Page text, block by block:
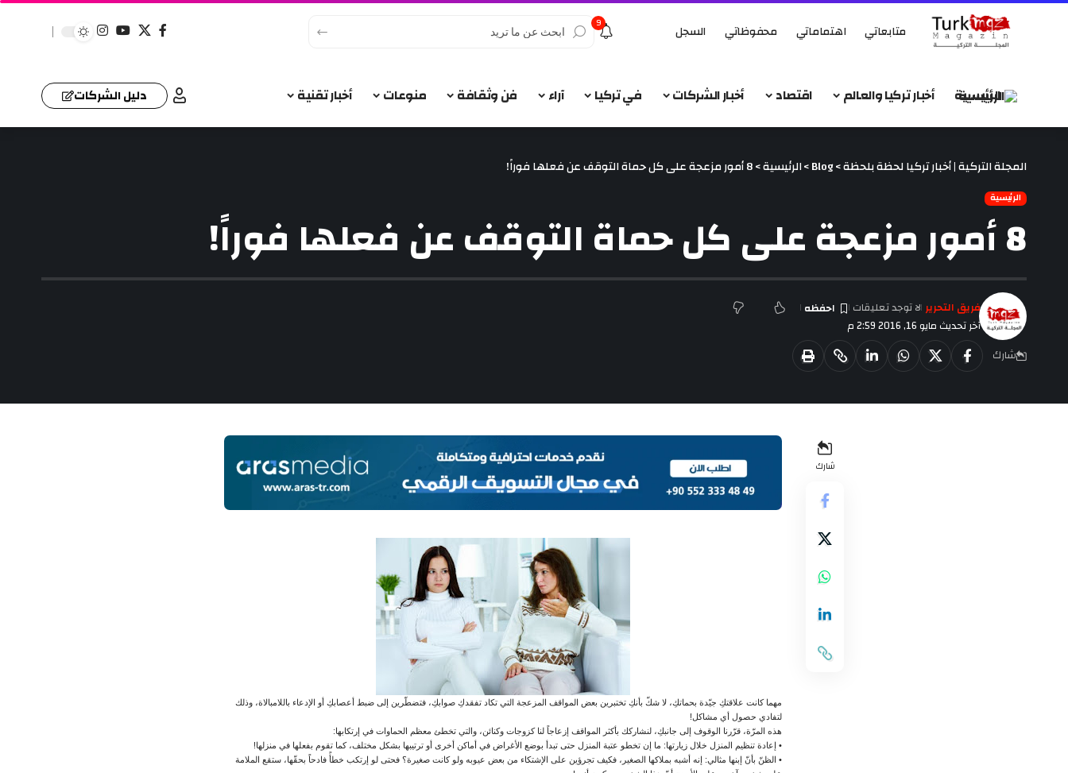
متابعاتي اهتماماتي محفوظاتي السجل 9
الرئيسية أخبار تركيا والعالم اقتصاد أخبار الشركات في تركيا آراء فن وثقافة منوعات أخبار تقنية دليل الشركات
المجلة التركية | أخبار تركيا لحظة بلحظة>
Blog
>الرئيسية>8 أمور مزعجة على كل حماة التوقف عن فعلها فوراً!
الرئيسية
8 أمور مزعجة على كل حماة التوقف عن فعلها فوراً!
آخر تحديث مايو 16, 2016 2:59 م
فريق التحرير لا توجد تعليقات
شارك
شارك
مهما كانت علاقتكِ جيّدة بحماتكِ، لا شكّ بأنكِ تختبرين بعض المواقف المزعجة التي تكاد تفقدكِ صوابكِ، فتضطّرين إلى ضبط أعصابكِ أو الإدعاء باللامبالاة، وذلك
لتفادي حصول أي مشاكل!
هذه المرّة، قرّرنا الوقوف إلى جانبكِ، لنشاركك بأكثر المواقف إزعاجاً لنا كزوجات وكنائن، والتي تخطئ معظم الحماوات في إرتكابها:
• إعادة تنظيم المنزل خلال زيارتها: ما إن تخطو عتبة المنزل حتى تبدأ بوضع الأغراض في أماكن أخرى أو ترتيبها بشكل مختلف، كما تقوم بفعلها في منزلها!
• الظنّ بأنّ إبنها مثالي: إنه أشبه بملاكها الصغير، فكيف تجرؤين على الإشتكاء من بعض عيوبه ولو كانت صغيرة؟ فحتى لو إرتكب خطأً فادحاً بحقّها، ستقع الملامة